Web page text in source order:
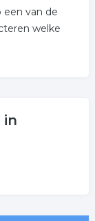
een van de
welke
in